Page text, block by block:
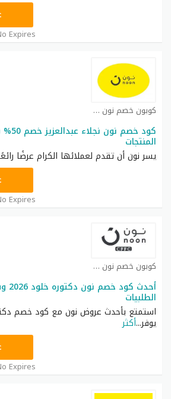
Expires
كوبون خصم نون كوبون
كود
المنتجات
يسر نون أن تقدم لعملائها الكرام عرضًا
RRF24
Expires
كوبون خصم نون كوبون
الطلبيات
يوفر...أكثر
RRF24
Expires